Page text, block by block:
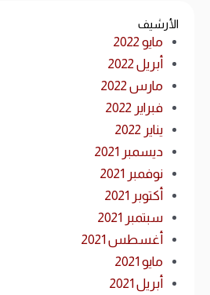
الأرشيف
مايو 2022
أبريل 2022
مارس 2022
فبراير 2022
يناير 2022
ديسمبر 2021
نوفمبر 2021
أكتوبر 2021
سبتمبر 2021
أغسطس 2021
مايو 2021
أبريل 2021